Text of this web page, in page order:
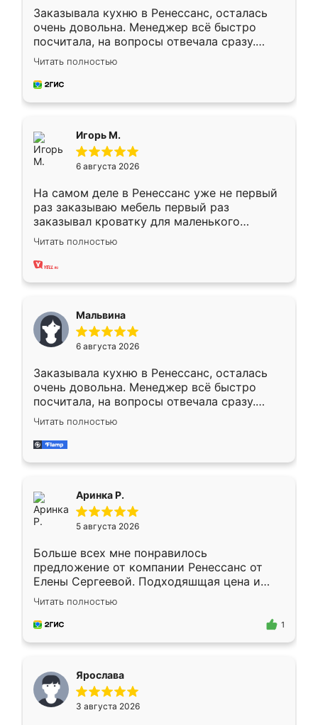
Заказывала кухню в Ренессанс, осталась
очень довольна. Менеджер всё быстро
посчитала, на вопросы отвечала сразу.
Замерщик приехал в субботу, подошёл к
делу со всей ответственностью. Собрали
за день, ребята работали аккуратно, даже
Читать полностью
Игорь М.
6 августа 2026
На самом деле в Ренессанс уже не первый
раз заказываю мебель первый раз
заказывал кроватку для маленького
ребёнка при его рождении ,во второй раз
заказал шкаф-купе. По качеству очень
хорошее сборка достаточно быстрая,
меньше, здесь же он более разнообразный.
Мне нравится ,если что-то потребуется из
мебели буду заказывать только здесь.
Читать полностью
Мальвина
6 августа 2026
Заказывала кухню в Ренессанс, осталась
очень довольна. Менеджер всё быстро
посчитала, на вопросы отвечала сразу.
Замерщик приехал в субботу, подошёл к
делу со всей ответственностью. Собрали
за день, ребята работали аккуратно, даже
Читать полностью
Аринка Р.
5 августа 2026
Больше всех мне понравилось
предложение от компании Ренессанс от
Елены Сергеевой. Подходяшщая цена и
короткие сроки изготовления. Приехавший
для замера сотрудник Владислав
предложил по моему эскизу самый
Читать полностью
1
Ярослава
3 августа 2026